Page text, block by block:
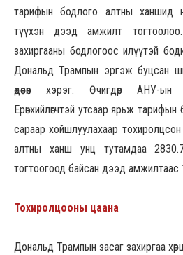
тарифын бодлого алтны ханшид
түүхэн дээд амжилт
захиргааны бодлогоос илүүтэй
Дональд Трампын эргэж буцсан
өдөөсөн хэрэг. Өчигдөр АНУ-ын
Ерөнхийлөгчтэй утсаар ярьж
сараар хойшлуулахаар
алтны ханш унц тутамдаа
тогтоогоод байсан дээд амжилтаас
Тохиролцооны цаана
Дональд Трампын засаг захиргаа